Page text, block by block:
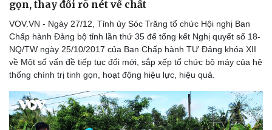
Di sản
gọn, thay đổi rõ nét về chất
VOV.VN - Ngày 27/12, Tỉnh ủy Sóc Trăng tổ chức Hội nghị Ban
Chấp hành Đảng bộ tỉnh lần thứ 35 để tổng kết Nghị quyết số 18-
NQ/TW ngày 25/10/2017 của Ban Chấp hành TƯ Đảng khóa XII
về Một số vấn đề tiếp tục đổi mới, sắp xếp tổ chức bộ máy của hệ
thống chính trị tinh gọn, hoạt động hiệu lực, hiệu quả.